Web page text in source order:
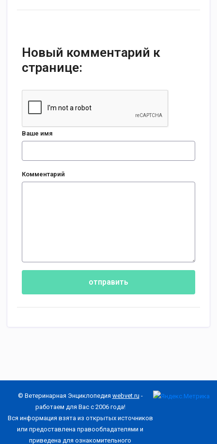
Новый комментарий к
странице:
Ваше имя
Комментарий
отправить
© Ветеринарная Энциклопедия webvet.ru -
работаем для Вас с 2006 года!
Вся информация взята из открытых источников
или предоставлена правообладателями и
приведена для ознакомительного